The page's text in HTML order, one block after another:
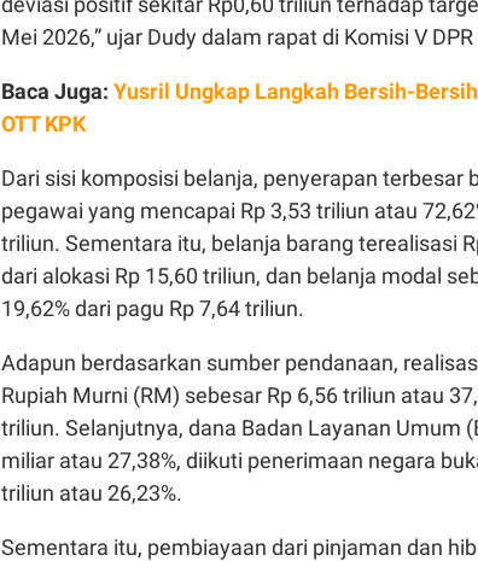
Mei 2026,” ujar Dudy dalam rapat di Komisi V
Baca Juga: Yusril Ungkap Langkah Bersih-
OTT KPK
Dari sisi komposisi belanja, penyerapan terbesar
pegawai yang mencapai Rp 3,53 triliun atau
triliun. Sementara itu, belanja barang terealisasi
dari alokasi Rp 15,60 triliun, dan belanja modal
19,62% dari pagu Rp 7,64 triliun.
Adapun berdasarkan sumber pendanaan,
Rupiah Murni (RM) sebesar Rp 6,56 triliun atau
triliun. Selanjutnya, dana Badan Layanan Umum
miliar atau 27,38%, diikuti penerimaan negara
triliun atau 26,23%.
Sementara itu, pembiayaan dari pinjaman dan